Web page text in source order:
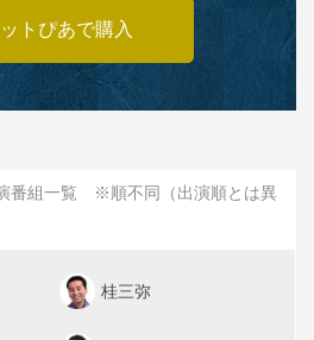
トぴあで購入
番組一覧 ※順不同（出演順とは異
桂三弥